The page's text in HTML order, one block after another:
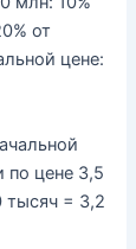
от
цене:
по цене 3,5
тысяч = 3,2